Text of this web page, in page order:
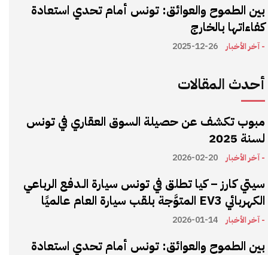
بين الطموح والعوائق: تونس أمام تحدي استعادة
كفاءاتها بالخارج
- آخر الأخبار 2025-12-26
أحدث المقالات
مبوب تكشف عن حصيلة السوق العقاري في تونس
لسنة 2025
- آخر الأخبار 2026-02-20
سيتي كارز – كيا تطلق في تونس سيارة الـدفع الرباعي
الكهربائي EV3 المتوَّجة بلقب سيارة العام عالميًا
- آخر الأخبار 2026-01-14
بين الطموح والعوائق: تونس أمام تحدي استعادة